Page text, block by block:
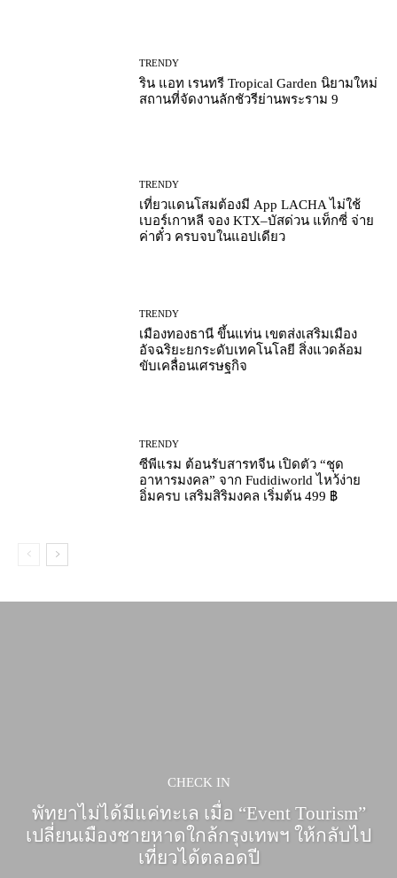
TRENDY
ริน แอท เรนทรี Tropical Garden นิยามใหม่
สถานที่จัดงานลักชัวรีย่านพระราม 9
TRENDY
เที่ยวแดนโสมต้องมี App LACHA ไม่ใช้
เบอร์เกาหลี จอง KTX–บัสด่วน แท็กซี่ จ่าย
ค่าตั๋ว ครบจบในแอปเดียว
TRENDY
เมืองทองธานี ขึ้นแท่น เขตส่งเสริมเมือง
อัจฉริยะยกระดับเทคโนโลยี สิ่งแวดล้อม
ขับเคลื่อนเศรษฐกิจ
TRENDY
ซีพีแรม ต้อนรับสารทจีน เปิดตัว “ชุด
อาหารมงคล” จาก Fudidiworld ไหว้ง่าย
อิ่มครบ เสริมสิริมงคล เริ่มต้น 499 ฿
CHECK IN
พัทยาไม่ได้มีแค่ทะเล เมื่อ “Event Tourism”
เปลี่ยนเมืองชายหาดใกล้กรุงเทพฯ ให้กลับไป
เที่ยวได้ตลอดปี